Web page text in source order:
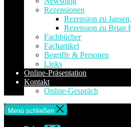
Rezensionen
Rezension zu
Rezension zu Brian
Fachbücher
Fachartikel
Begriffe & Personen
Links
Online-Präsentation
Kontakt
Online-Gespräch
Menü schließen